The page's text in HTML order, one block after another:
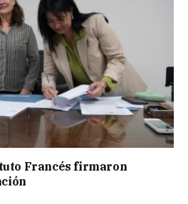
Francés firmaron